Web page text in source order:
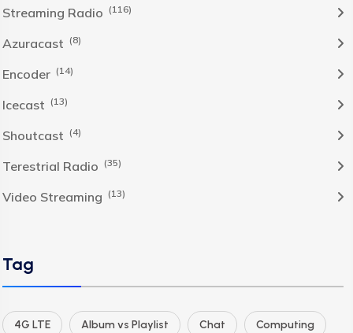
Streaming Radio (116)
Azuracast (8)
Encoder (14)
Icecast (13)
Shoutcast (4)
Terestrial Radio (35)
Video Streaming (13)
Tag
4G LTE Album vs Playlist Chat Computing